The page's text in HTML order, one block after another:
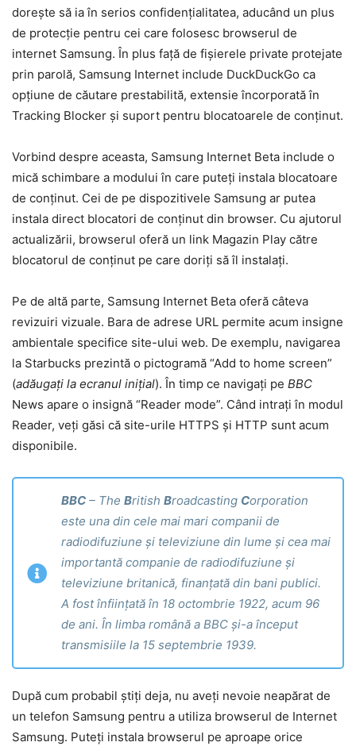
dorește să ia în serios confidențialitatea, aducând un plus
de protecție pentru cei care folosesc browserul de
internet Samsung. În plus față de fișierele private protejate
prin parolă, Samsung Internet include DuckDuckGo ca
opțiune de căutare prestabilită, extensie încorporată în
Tracking Blocker și suport pentru blocatoarele de conținut.
Vorbind despre aceasta, Samsung Internet Beta include o
mică schimbare a modului în care puteți instala blocatoare
de conținut. Cei de pe dispozitivele Samsung ar putea
instala direct blocatori de conținut din browser. Cu ajutorul
actualizării, browserul oferă un link Magazin Play către
blocatorul de conținut pe care doriți să îl instalați.
Pe de altă parte, Samsung Internet Beta oferă câteva
revizuiri vizuale. Bara de adrese URL permite acum insigne
ambientale specifice site-ului web. De exemplu, navigarea
la Starbucks prezintă o pictogramă “Add to home screen”
(adăugați la ecranul inițial). În timp ce navigați pe BBC
News apare o insignă “Reader mode”. Când intrați în modul
Reader, veți găsi că site-urile HTTPS și HTTP sunt acum
disponibile.
BBC – The British Broadcasting Corporation
este una din cele mai mari companii de
radiodifuziune și televiziune din lume și cea mai
importantă companie de radiodifuziune și
televiziune britanică, finanțată din bani publici.
A fost înființată în 18 octombrie 1922, acum 96
de ani. În limba română a BBC și-a început
transmisiile la 15 septembrie 1939.
După cum probabil știți deja, nu aveți nevoie neapărat de
un telefon Samsung pentru a utiliza browserul de Internet
Samsung. Puteți instala browserul pe aproape orice